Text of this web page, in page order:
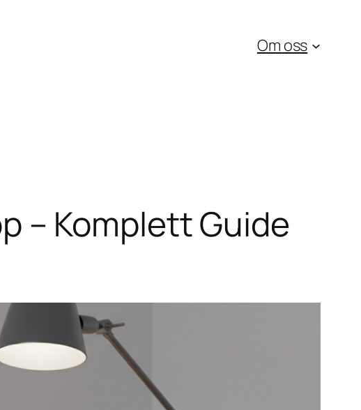
Om oss
– Komplett Guide